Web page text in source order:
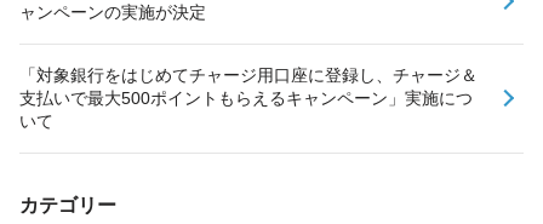
ャンペーンの実施が決定
「対象銀行をはじめてチャージ用口座に登録し、チャージ＆
支払いで最大500ポイントもらえるキャンペーン」実施につ
いて
カテゴリー